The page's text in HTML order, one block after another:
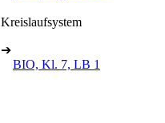
Kreislaufsystem
➔
BIO, Kl. 7, LB 1